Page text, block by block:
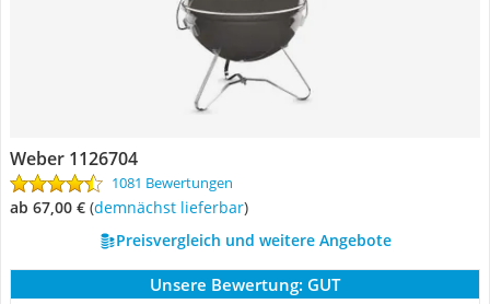
Weber 1126704
1081 Bewertungen
ab 67,00 € ( Demnächst lieferbar)
Preisvergleich und weitere Angebote
Unsere Bewertung: GUT